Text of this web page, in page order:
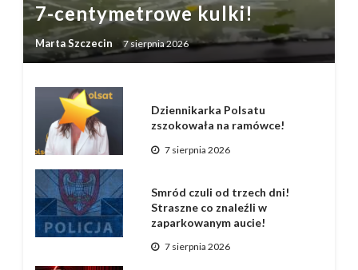
7-centymetrowe kulki!
Marta Szczecin 7 sierpnia 2026
Dziennikarka Polsatu
zszokowała na ramówce!
7 sierpnia 2026
Smród czuli od trzech dni!
Straszne co znaleźli w
zaparkowanym aucie!
7 sierpnia 2026